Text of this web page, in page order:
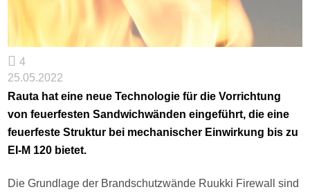
4
25.05.2022
Rauta hat eine neue Technologie für die Vorrichtung
von feuerfesten Sandwichwänden eingeführt, die eine
feuerfeste Struktur bei mechanischer Einwirkung bis zu
EI-M 120 bietet.
Die Grundlage der Brandschutzwände Ruukki Firewall sind